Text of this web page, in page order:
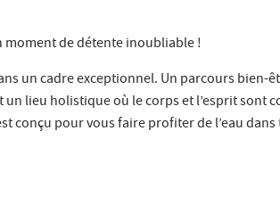
moment de détente inoubliable !
un cadre exceptionnel. Un parcours bien-
lieu holistique où le corps et l’esprit sont
conçu pour vous faire profiter de l’eau dans